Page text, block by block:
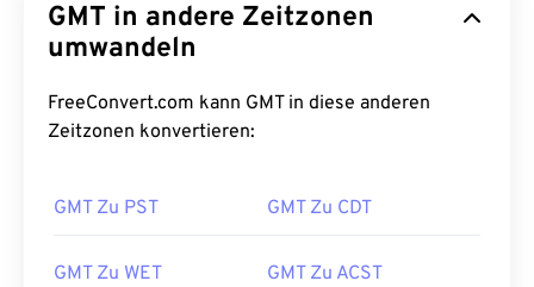
GMT in andere Zeitzonen
umwandeln
FreeConvert.com kann GMT in diese anderen
Zeitzonen konvertieren:
GMT Zu PST GMT Zu CDT
GMT Zu WET GMT Zu ACST